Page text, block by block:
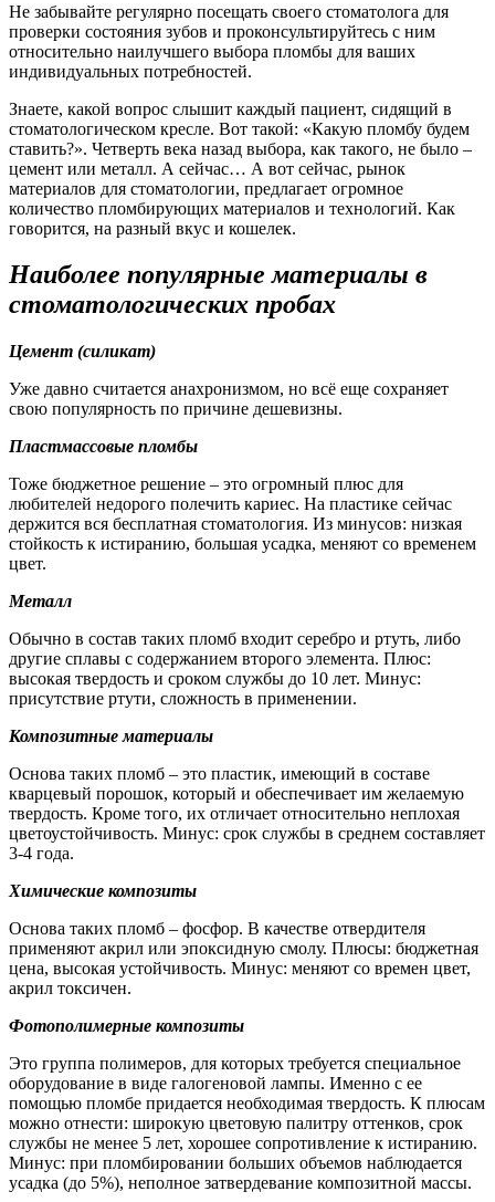
Не забывайте регулярно посещать своего стоматолога для
проверки состояния зубов и проконсультируйтесь с ним
относительно наилучшего выбора пломбы для ваших
индивидуальных потребностей.
Знаете, какой вопрос слышит каждый пациент, сидящий в
стоматологическом кресле. Вот такой: «Какую пломбу будем
ставить?». Четверть века назад выбора, как такого, не было –
цемент или металл. А сейчас… А вот сейчас, рынок
материалов для стоматологии, предлагает огромное
количество пломбирующих материалов и технологий. Как
говорится, на разный вкус и кошелек.
Наиболее популярные материалы в
стоматологических пробах
Цемент (силикат)
Уже давно считается анахронизмом, но всё еще сохраняет
свою популярность по причине дешевизны.
Пластмассовые пломбы
Тоже бюджетное решение – это огромный плюс для
любителей недорого полечить кариес. На пластике сейчас
держится вся бесплатная стоматология. Из минусов: низкая
стойкость к истиранию, большая усадка, меняют со временем
цвет.
Металл
Обычно в состав таких пломб входит серебро и ртуть, либо
другие сплавы с содержанием второго элемента. Плюс:
высокая твердость и сроком службы до 10 лет. Минус:
присутствие ртути, сложность в применении.
Композитные материалы
Основа таких пломб – это пластик, имеющий в составе
кварцевый порошок, который и обеспечивает им желаемую
твердость. Кроме того, их отличает относительно неплохая
цветоустойчивость. Минус: срок службы в среднем составляет
3-4 года.
Химические композиты
Основа таких пломб – фосфор. В качестве отвердителя
применяют акрил или эпоксидную смолу. Плюсы: бюджетная
цена, высокая устойчивость. Минус: меняют со времен цвет,
акрил токсичен.
Фотополимерные композиты
Это группа полимеров, для которых требуется специальное
оборудование в виде галогеновой лампы. Именно с ее
помощью пломбе придается необходимая твердость. К плюсам
можно отнести: широкую цветовую палитру оттенков, срок
службы не менее 5 лет, хорошее сопротивление к истиранию.
Минус: при пломбировании больших объемов наблюдается
усадка (до 5%), неполное затвердевание композитной массы.